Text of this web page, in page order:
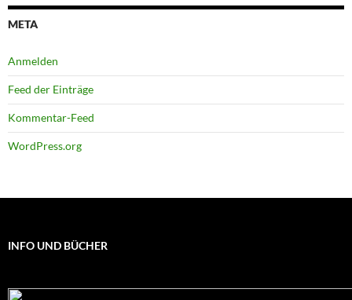
META
Anmelden
Feed der Einträge
Kommentar-Feed
WordPress.org
INFO UND BÜCHER